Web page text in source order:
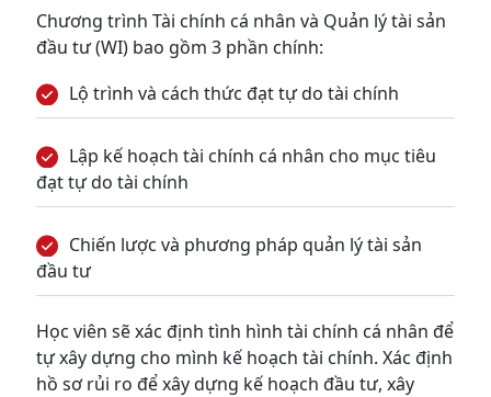
Chương trình Tài chính cá nhân và Quản lý tài sản
đầu tư (WI) bao gồm 3 phần chính:
Lộ trình và cách thức đạt tự do tài chính
Lập kế hoạch tài chính cá nhân cho mục tiêu
đạt tự do tài chính
Chiến lược và phương pháp quản lý tài sản
đầu tư
Học viên sẽ xác định tình hình tài chính cá nhân để
tự xây dựng cho mình kế hoạch tài chính. Xác định
hồ sơ rủi ro để xây dựng kế hoạch đầu tư, xây